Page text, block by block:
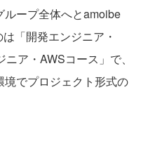
ループ全体へとamoibe
「開発エンジニア・
ア・AWSコース」で、
でプロジェクト形式の